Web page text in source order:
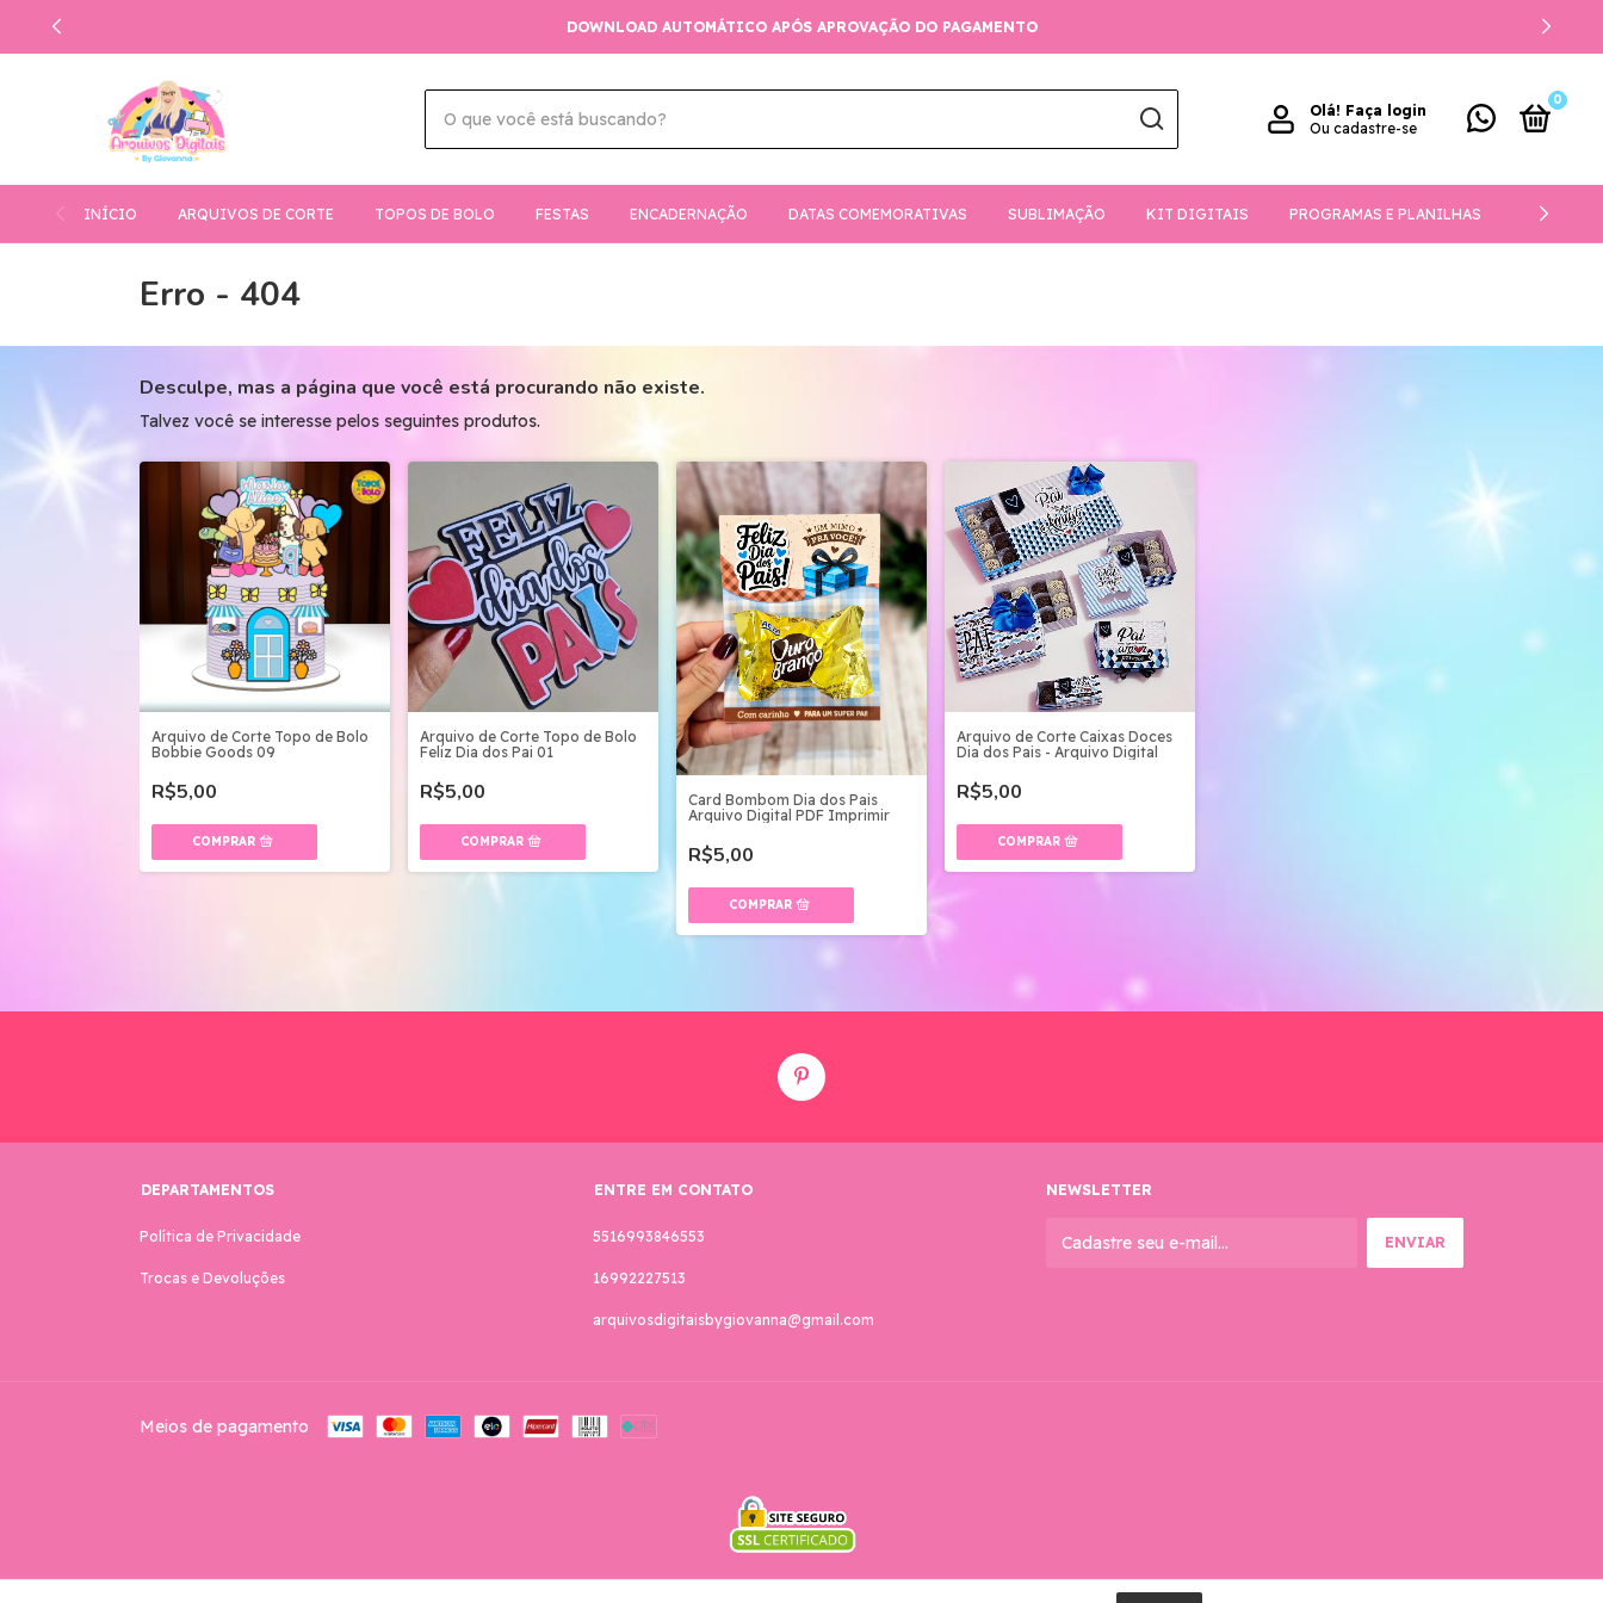
DOWNLOAD AUTOMÁTICO APÓS APROVAÇÃO DO PAGAMENTO
Olá! Faça login
Ou cadastre-se
0
INÍCIO ARQUIVOS DE CORTE TOPOS DE BOLO FESTAS ENCADERNAÇÃO DATAS COMEMORATIVAS SUBLIMAÇÃO KIT DIGITAIS PROGRAMAS E PLANILHAS
Erro - 404
Desculpe, mas a página que você está procurando não existe.
Talvez você se interesse pelos seguintes produtos.
Arquivo de Corte Topo de Bolo
Bobbie Goods 09
R$5,00
Arquivo de Corte Topo de Bolo
Feliz Dia dos Pai 01
R$5,00
Card Bombom Dia dos Pais
Arquivo Digital PDF Imprimir
R$5,00
Arquivo de Corte Caixas Doces
Dia dos Pais - Arquivo Digital
R$5,00
DEPARTAMENTOS
Política de Privacidade
Trocas e Devoluções
ENTRE EM CONTATO
5516993846553
16992227513
arquivosdigitaisbygiovanna@gmail.com
NEWSLETTER
Meios de pagamento